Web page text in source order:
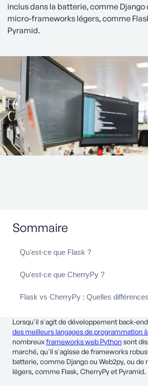
inclus dans la batterie, comme Django
micro-frameworks légers, comme
Pyramid.
Sommaire
Qu'est-ce que Flask ?
Qu'est-ce que CherryPy ?
Flask vs CherryPy : Quelles
Lorsqu'il s'agit de développement back-
des meilleurs langages de programmation
nombreuxframeworks web Python sont
marché, qu'il s'agisse de frameworks
batterie, comme Django ou Web2py, ou
légers, comme Flask, CherryPy et Pyramid.